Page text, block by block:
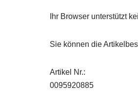
Ihr Browser unterstützt
Sie können die
Artikel Nr.:
0095920885